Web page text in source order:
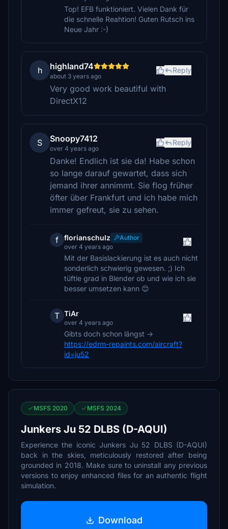
Top! EFB funktioniert. Vielen Dank für
die schnelle Reahtion! Guten Rutsch ins
Neue Jahr :-)
h highland74
about 3 years ago
Reply
Very good work beautiful with
DirectX12
S Snoopy7412
over 4 years ago
Reply
Danke! Endlich ist sie da! Habe schon
so lange darauf gewartet, dass sich
jemand ihrer annimmt. Sie flog früher
öfter über Frankfurt und ich habe mich
immer gefreut, sie zu sehen.
f florianschulz
Author
over 4 years ago
Mit der Basislackierung ist es auch nicht
sonderlich schwierig gewesen. ;) Ich
tüftle grad in Blender ob und wie ich sie
besser umsetzen kann 😊
T TiAr
over 4 years ago
Gibts doch schon längst ->
https://edrm-repaints.com/aircraft?
id=ju52
MSFS 2020 MSFS 2024
Junkers Ju 52 DLBS (D-AQUI)
Experience the iconic Junkers Ju 52 DLBS (D-AQUI)
back in the skies, meticulously restored after being
grounded in 2018. Make sure to uninstall any previous
versions to enjoy enhanced files for an authentic flight
simulation.
Download